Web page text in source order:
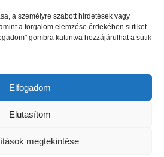
a személyre szabott hirdetések vagy
a forgalom elemzése érdekében sütiket
gombra kattintva hozzájárulhat a sütik
Elfogadom
Elutasítom
megtekintése
következő cikk
- Minden jog fenntartva